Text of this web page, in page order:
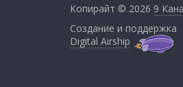
Копирайт © 2026 9
Создание и поддержка
Digital Airship